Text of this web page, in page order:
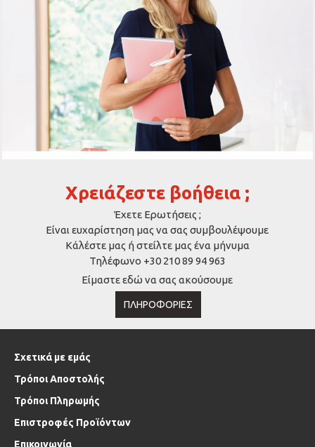
Χρειάζεστε βοήθεια ;
Έχετε Ερωτήσεις ;
Είναι ευχαρίστηση μας να σας συμβουλέψουμε
Κάλέστε μας ή στείλτε μας ένα μήνυμα
Τηλέφωνο +30 210 89 94 963
Είμαστε εδώ να σας ακούσουμε
ΠΛΗΡΟΦΟΡΊΕΣ
Σχετικά με εμάς
Τρόποι Αποστολής
Τρόποι Πληρωμής
Επιστροφές Προϊόντων
Επικοινωνία